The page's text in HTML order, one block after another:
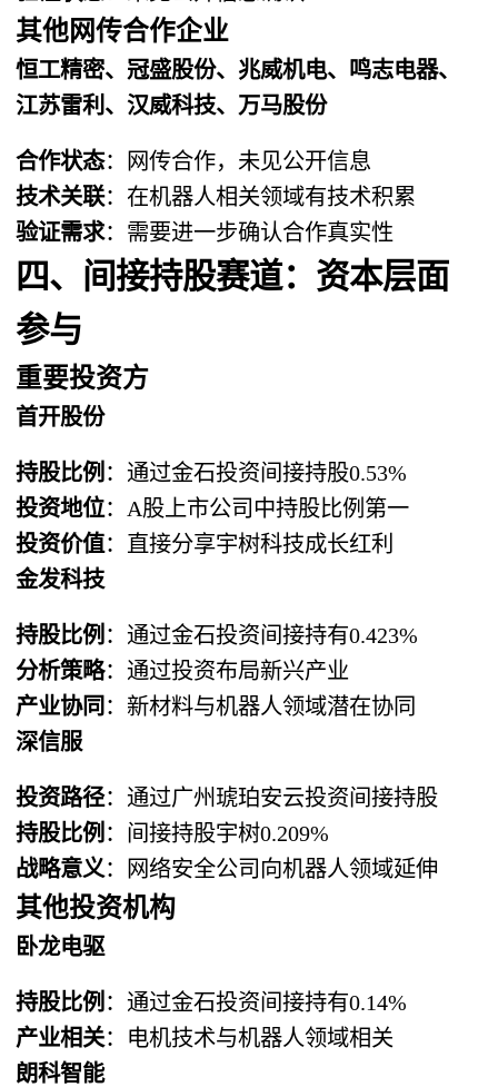
其他网传合作企业
恒工精密、冠盛股份、兆威机电、鸣志电器、
江苏雷利、汉威科技、万马股份
合作状态：网传合作，未见公开信息
技术关联：在机器人相关领域有技术积累
验证需求：需要进一步确认合作真实性
四、间接持股赛道：资本层面
参与
重要投资方
首开股份
持股比例 ：通过金石投资间接持股0.53%
投资地位：A股上市公司中持股比例第一
投资价值：直接分享宇树科技成长红利
金发科技
持股比例 ：通过金石投资间接持有0.423%
分析策略：通过投资布局新兴产业
产业协同 ：新材料与机器人领域潜在协同
深信服
投资路径：通过广州琥珀安云投资间接持股
持股比例 ：间接持股宇树0.209%
战略意义：网络安全公司向机器人领域延伸
其他投资机构
卧龙电驱
持股比例 ：通过金石投资间接持有0.14%
产业相关：电机技术与机器人领域相关
朗科智能